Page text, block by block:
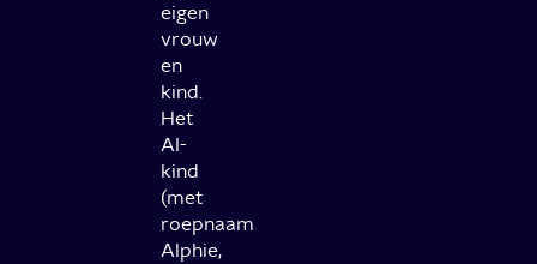
eigen
vrouw
en
kind.
Het
AI-
kind
(met
roepnaam
Alphie,